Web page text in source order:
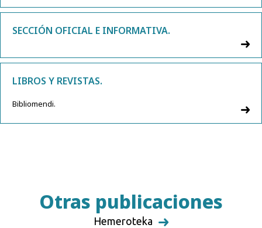
SECCIÓN OFICIAL E INFORMATIVA.
LIBROS Y REVISTAS.
Bibliomendi.
Otras publicaciones
Hemeroteka